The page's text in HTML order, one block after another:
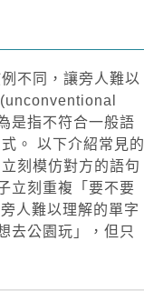
不同，讓旁人難以
是指不符合一般語
。 以下介紹常見的
刻模仿對方的語句
立刻重複「要不要
人難以理解的單字
去公園玩」，但只